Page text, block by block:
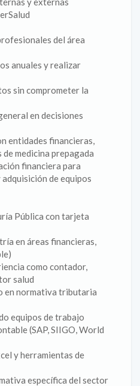
del área
anuales y realizar
sin comprometer la
en decisiones
entidades financieras,
medicina prepagada
financiera para
de equipos
Pública con tarjeta
en áreas financieras,
como contador,
salud
en normativa tributaria
equipos de trabajo
(SAP, SIIGO, World
y herramientas de
específica del sector